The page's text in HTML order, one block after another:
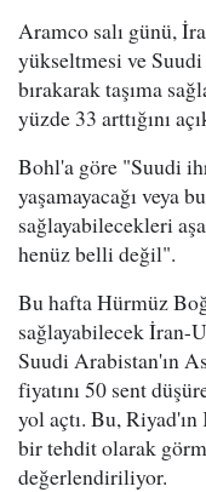
Aramco salı günü,
yükseltmesi ve Suudi
bırakarak taşıma
yüzde 33 arttığını
Bohl'a göre "Suudi
yaşamayacağı veya
sağlayabilecekleri
henüz belli değil".
Bu hafta Hürmüz
sağlayabilecek İran-
Suudi Arabistan'ın
fiyatını 50 sent
yol açtı. Bu,
bir tehdit olarak
değerlendiriliyor.